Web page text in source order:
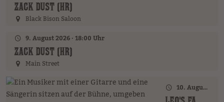
ZACK DUST (HR)
Black Bison Saloon
9. August 2026 · 18:00 Uhr
ZACK DUST (HR)
Main Street
10. August 2026 · 18:00 Uhr